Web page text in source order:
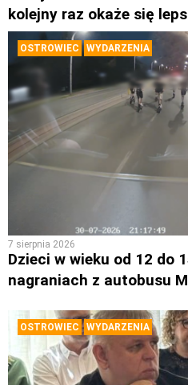
kolejny raz okaże się
OSTROWIEC WYDARZENIA
7 sierpnia 2026
Dzieci w wieku od 12 do
nagraniach z autobusu
OSTROWIEC WYDARZENIA